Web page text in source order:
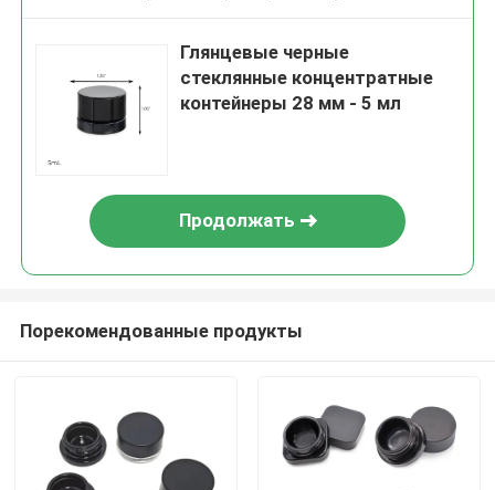
Глянцевые черные
стеклянные концентратные
контейнеры 28 мм - 5 мл
Продолжать
Порекомендованные продукты